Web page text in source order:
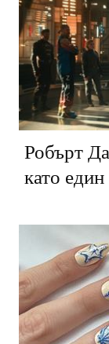
Робърт
като